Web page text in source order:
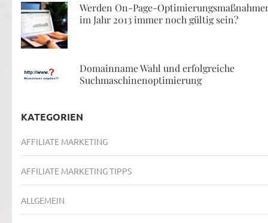
Werden On-Page-
im Jahr 2013 immer noch gültig sein?
Domainname Wahl und erfolgreiche
Suchmaschinenoptimierung
KATEGORIEN
AFFILIATE MARKETING
AFFILIATE MARKETING TIPPS
ALLGEMEIN